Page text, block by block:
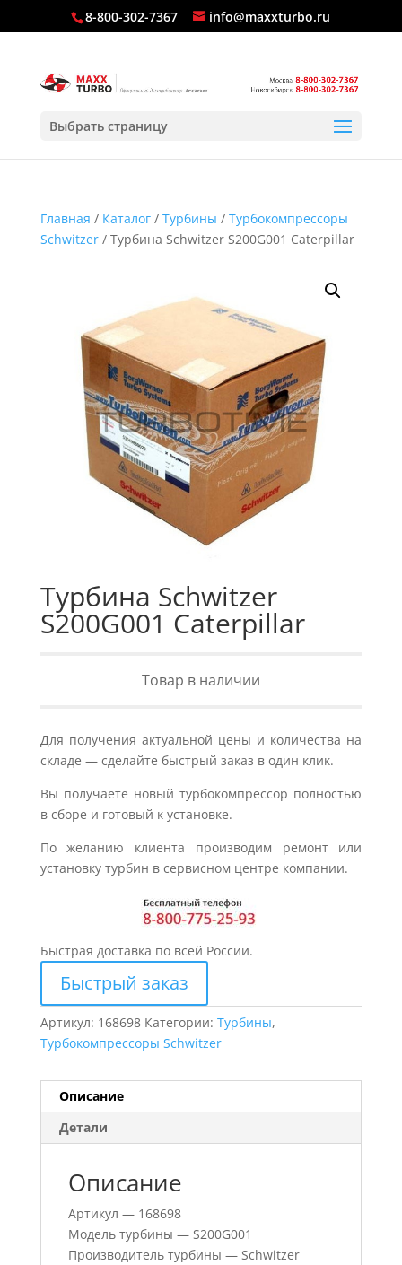
8-800-302-7367 info@maxxturbo.ru
Выбрать страницу
Главная / Каталог/ Турбины / Турбокомпрессоры
Schwitzer/ Турбина Schwitzer S200G001 Caterpillar
Турбина Schwitzer
S200G001 Caterpillar
Товар в наличии
Для получения актуальной цены и количества на
складе — сделайте быстрый заказ в один клик.
Вы получаете новый турбокомпрессор полностью
в сборе и готовый к установке.
По желанию клиента производим ремонт или
установку турбин в сервисном центре компании.
Быстрая доставка по всей России.
Быстрый заказ
Артикул: 168698 Категории: Турбины,
Турбокомпрессоры Schwitzer
Описание
Детали
Описание
Артикул — 168698
Модель турбины — S200G001
Производитель турбины — Schwitzer